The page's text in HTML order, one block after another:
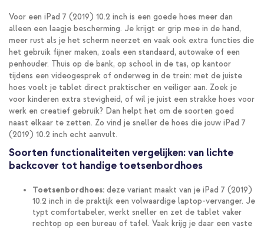
Voor een iPad 7 (2019) 10.2 inch is een goede hoes meer dan
alleen een laagje bescherming. Je krijgt er grip mee in de hand,
meer rust als je het scherm neerzet en vaak ook extra functies die
het gebruik fijner maken, zoals een standaard, autowake of een
penhouder. Thuis op de bank, op school in de tas, op kantoor
tijdens een videogesprek of onderweg in de trein: met de juiste
hoes voelt je tablet direct praktischer en veiliger aan. Zoek je
voor kinderen extra stevigheid, of wil je juist een strakke hoes voor
werk en creatief gebruik? Dan helpt het om de soorten goed
naast elkaar te zetten. Zo vind je sneller de hoes die jouw iPad 7
(2019) 10.2 inch echt aanvult.
Soorten functionaliteiten vergelijken: van lichte
backcover tot handige toetsenbordhoes
Toetsenbordhoes: deze variant maakt van je iPad 7 (2019)
10.2 inch in de praktijk een volwaardige laptop-vervanger. Je
typt comfortabeler, werkt sneller en zet de tablet vaker
rechtop op een bureau of tafel. Vaak krijg je daar een vaste